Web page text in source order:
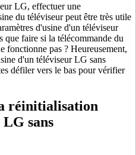
LG, effectuer une
du téléviseur peut être très utile
d'usine d'un téléviseur
faire si la télécommande du
fonctionne pas ? Heureusement,
d'un téléviseur LG sans
défiler vers le bas pour vérifier
réinitialisation
sans